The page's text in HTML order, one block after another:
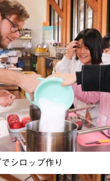
シロップ作り